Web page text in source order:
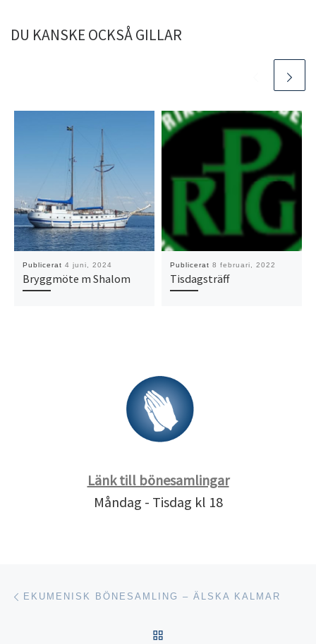
DU KANSKE OCKSÅ GILLAR
Publicerat 4 juni, 2024
Bryggmöte m Shalom
Publicerat 8 februari, 2022
Tisdagsträff
Länk till bönesamlingar
Måndag - Tisdag kl 18
Inläggsnavigering
EKUMENISK BÖNESAMLING – ÄLSKA KALMAR